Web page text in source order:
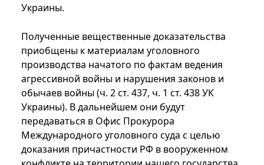
Украины.
Полученные вещественные доказательства
приобщены к материалам уголовного
производства начатого по фактам ведения
агрессивной войны и нарушения законов и
обычаев войны (ч. 2 ст. 437, ч. 1 ст. 438 УК
Украины). В дальнейшем они будут
передаваться в Офис Прокурора
Международного уголовного суда с целью
доказания причастности РФ в вооруженном